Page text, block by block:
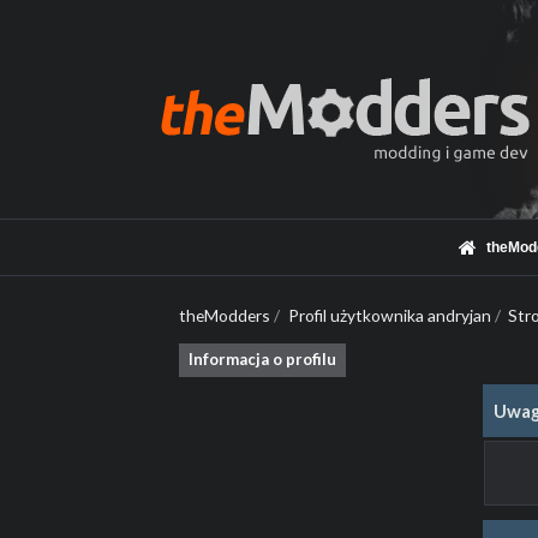
theModders / Profil użytkownika andryjan /
Informacja o profilu